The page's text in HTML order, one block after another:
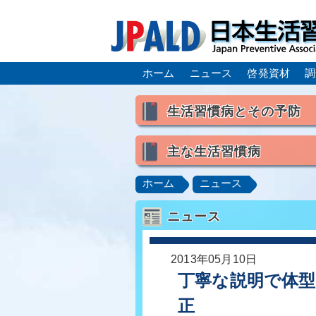
ホーム ニュース 啓発資材
生活習慣病とその予防
喫煙
食生活
主な生活習慣病
高血圧
脂質異常症（高脂
肥満症／メタボリックシンドロ
脂肪肝／NAFLD／NASH
ロコモティブシンドローム／
ホーム ニュース
ニュース
2013年05月10日
丁寧な説明で体
正